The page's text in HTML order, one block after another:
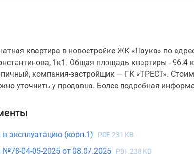
квартира в новостройке ЖК «Наука» по
1к1. Общая площадь квартиры - 96.4
компания-застройщик — ГК «ТРЕСТ».
уточнить у продавца. Более подробная
эксплуатацию (корп.1) PDF 231 KB
№78-04-05-2025 от 08.07.2025 PDF 238 KB